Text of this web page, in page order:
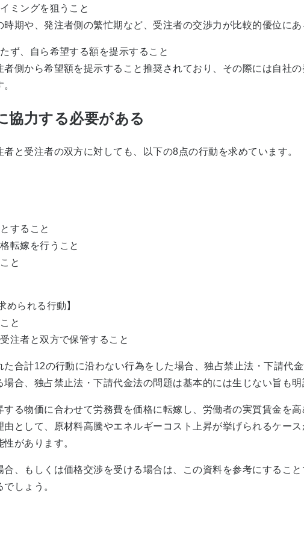
ミングを狙うこと
期や、発注者側の繁忙期など、受注者の交渉力が比較的優位にあ
ず、自ら希望する額を提示すること
側から希望額を提示すること推奨されており、その際には自社
協力する必要がある
と受注者の双方に対しても、以下の8点の行動を求めています。
すること
転嫁を行うこと
と
められる行動】
と
注者と双方で保管すること
合計12の行動に沿わない行為をした場合、独占禁止法・下請代
合、独占禁止法・下請代金法の問題は基本的には生じない旨も明
る物価に合わせて労務費を価格に転嫁し、労働者の実質賃金を
として、原材料高騰やエネルギーコスト上昇が挙げられるケー
があります。
、もしくは価格交渉を受ける場合は、この資料を参考にするこ
しょう。